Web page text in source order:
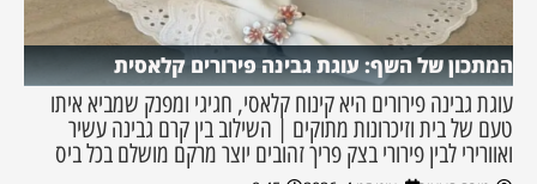
המתכון של השף: עוגת גבינה פירורים קלאסית
עוגת גבינה פירורים היא קינוח קלאסי, חגיגי ומפנק שמביא איתו
טעם של בית וזיכרונות מתוקים | השילוב בין קרם גבינה עשיר
ואוורירי לבין פירורי בצק פריך זהובים יוצר מרקם מושלם בכל ביס